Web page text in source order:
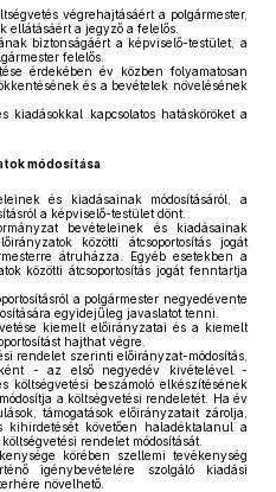
végrehajtásáért a polgármester,
ellátásáért a jegyző a felelős.
biztonságáért a képviselő-testület, a
felelős.
érdekében év közben folyamatosan
és a bevételek növelésének
kiadásokkal kapcsolatos hatásköröket a
módosítása
és kiadásainak módosításáról, a
a képviselő-testület dönt.
bevételeinek és kiadásainak
közötti átcsoportosítás jogát
átruházza. Egyéb esetekben a
közötti átcsoportosítás jogát fenntartja
a polgármester negyedévente
egyidejűleg javaslatot tenni.
kiemelt előirányzatai és a kiemelt
hajthat végre.
rendelet szerinti előirányzat-módosítás,
- az első negyedév kivételével -
költségvetési beszámoló elkészítésének
a költségvetési rendeletét. Ha év
támogatások előirányzatait zárolja,
követően haladéktalanul a
rendelet módosítását.
körében szellemi tevékenység
igénybevételére szolgáló kiadási
növelhető.